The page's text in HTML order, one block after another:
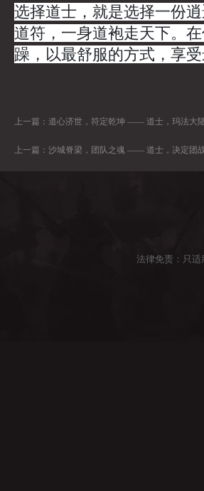
选择道士，就是选择一份
道符，一身道袍走天下。
躁，以最舒服的方式，享受
上一篇： 道心济世，符定乾坤 —— 道士，玛法大陆被低估
上一篇： 沙城脊梁，团队之魂 —— 道士，决定团战胜
法律免责：只适